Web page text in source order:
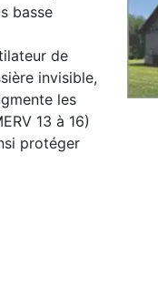
basse
de
invisible,
les
13 à 16)
protéger